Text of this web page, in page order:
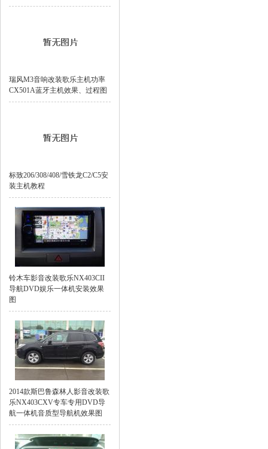
瑞风M3音响改装歌乐主机功率
CX501A蓝牙主机效果、过程图
标致206/308/408/雪铁龙C2/C5安
装主机教程
铃木车影音改装歌乐NX403CII
导航DVD娱乐一体机安装效果
图
2014款斯巴鲁森林人影音改装歌
乐NX403CXV专车专用DVD导
航一体机音质型导航机效果图